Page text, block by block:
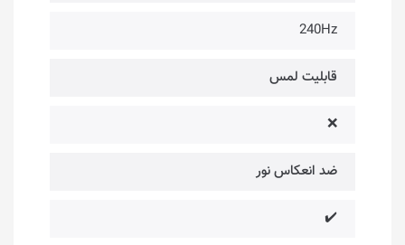
240Hz
قابلیت لمس
❌
ضد انعکاس نور
✔️